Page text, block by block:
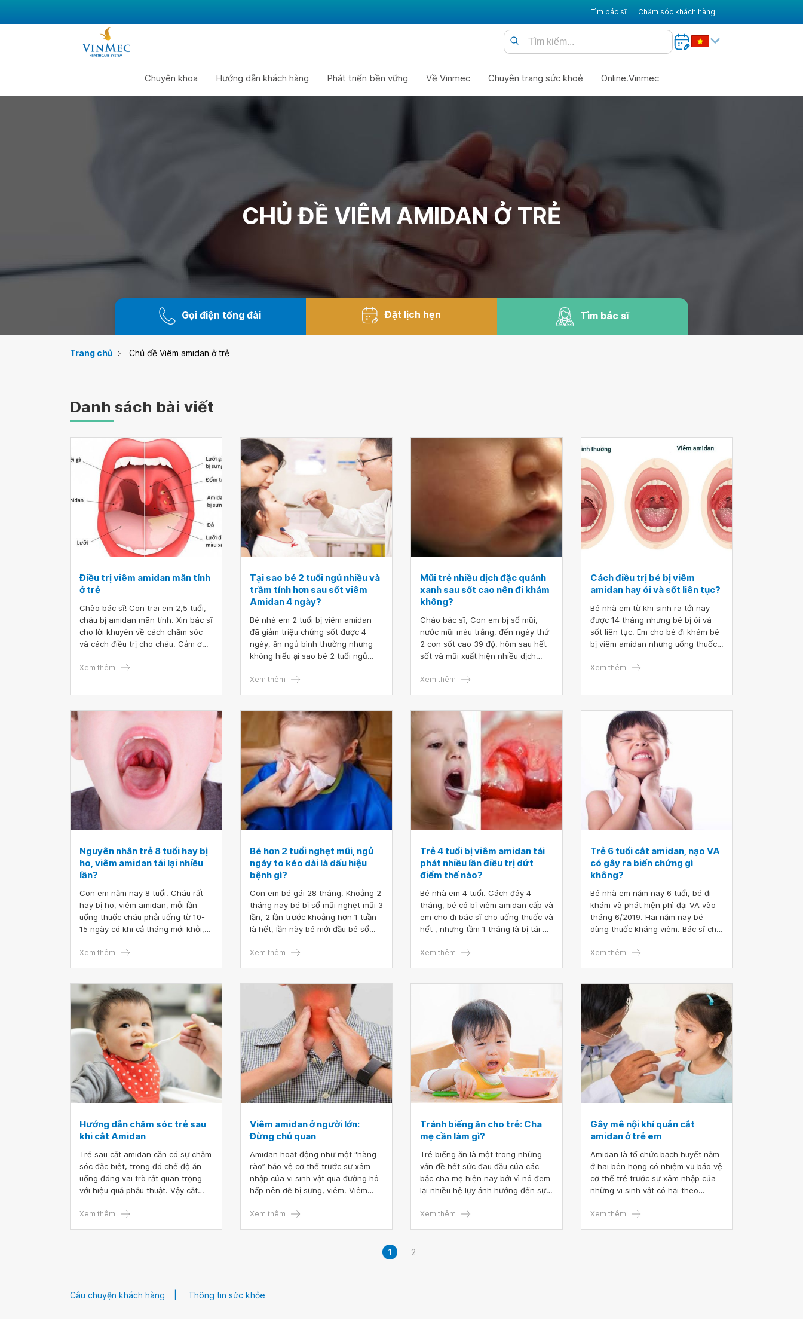
Tìm bác sĩ Chăm sóc khách hàng
Chuyên khoa Hướng dẫn khách hàng Phát triển bền vững Về Vinmec Chuyên trang sức khoẻ Online.Vinmec
CHỦ ĐỀ VIÊM AMIDAN Ở TRẺ
Gọi điện tổng đài Đặt lịch hẹn Tìm bác sĩ
Trang chủ Chủ đề Viêm amidan ở trẻ
Danh sách bài viết
Điều trị viêm amidan mãn tính
ở trẻ
Chào bác sĩ! Con trai em 2,5 tuổi,
cháu bị amidan mãn tính. Xin bác sĩ
cho lời khuyên về cách chăm sóc
và cách điều trị cho cháu. Cảm ơn
Xem thêm
Tại sao bé 2 tuổi ngủ nhiều và
trầm tính hơn sau sốt viêm
Amidan 4 ngày?
Bé nhà em 2 tuổi bị viêm amidan
đã giảm triệu chứng sốt được 4
ngày, ăn ngủ bình thường nhưng
không hiểu ại sao bé 2 tuổi ngủ
viêm amidan 4 ngày và cách khắc
Xem thêm
Mũi trẻ nhiều dịch đặc quánh
xanh sau sốt cao nên đi khám
không?
Chào bác sĩ, Con em bị sổ mũi,
nước mũi màu trắng, đến ngày thứ
2 con sốt cao 39 độ, hôm sau hết
sốt và mũi xuất hiện nhiều dịch
không có triệu chứng ho, khó thở.
nhiều dịch đặc quánh xanh sau sốt
cao nên đi khám không? Điều trị
bằng kháng sinh được không ạ?
Cảm ơn bác sĩ!
Xem thêm
Cách điều trị bé bị viêm
amidan hay ói và sốt liên tục?
Bé nhà em từ khi sinh ra tới nay
được 14 tháng nhưng bé bị ói và
sốt liên tục. Em cho bé đi khám bé
bị viêm amidan nhưng uống thuốc
ngủ hàng đêm nóng 37-38 độ hay
không chịu hợp tác. Vậy bác sĩ cho
em hỏi cách điều trị bé bị viêm
amidan hay ói và sốt liên tục?
Xem thêm
Nguyên nhân trẻ 8 tuổi hay bị
ho, viêm amidan tái lại nhiều
lần?
Con em năm nay 8 tuổi. Cháu rất
hay bị ho, viêm amidan, mỗi lần
uống thuốc cháu phải uống từ 10-
15 ngày có khi cả tháng mới khỏi,
lại bị lại. Từ bé đến giờ năm nào
ho, viêm amidan tái lại nhiều lần?
Hướng điều trị cho trẻ như thế nào
thưa bác sĩ? Em cảm ơn bác sĩ.
Xem thêm
Bé hơn 2 tuổi nghẹt mũi, ngủ
ngáy to kéo dài là dấu hiệu
bệnh gì?
Con em bé gái 28 tháng. Khoảng 2
tháng nay bé bị sổ mũi nghẹt mũi 3
lần, 2 lần trước khoảng hơn 1 tuần
là hết, lần này bé mới đầu bé sổ
qua hôm sau bé không hắt hơi nữa
Bây giờ bé không còn chảy mũi ra
ngoài nữa, mà em nghe bé bị
nghẹt ở mũi sau, khi bé thở nghe
tiếng khịt khịt ở trong mũi, nhìn
bằng mắt thường không thấy dịch,
1 tuần nay bé ngủ ngáy tiếng ngáy
rất to. Bác sĩ cho em hỏi bé hơn 2
tuổi nghẹt mũi, ngủ ngáy to kéo
dài là dấu hiệu bệnh gì?
Xem thêm
Trẻ 4 tuổi bị viêm amidan tái
phát nhiều lần điều trị dứt
điểm thế nào?
Bé nhà em 4 tuổi. Cách đây 4
tháng, bé có bị viêm amidan cấp và
em cho đi bác sĩ cho uống thuốc và
hết , nhưng tầm 1 tháng là bị tái đi
trẻ 4 tuổi bị viêm amidan tái phát
Xem thêm
Trẻ 6 tuổi cắt amidan, nạo VA
có gây ra biến chứng gì
không?
Bé nhà em năm nay 6 tuổi, bé đi
khám và phát hiện phì đại VA vào
tháng 6/2019. Hai năm nay bé
dùng thuốc kháng viêm. Bác sĩ cho
VA có gây ra biến chứng gì không?
Xem thêm
Hướng dẫn chăm sóc trẻ sau
khi cắt Amidan
Trẻ sau cắt amidan cần có sự chăm
sóc đặc biệt, trong đó chế độ ăn
uống đóng vai trò rất quan trọng
với hiệu quả phẫu thuật. Vậy cắt
ăn uống và chế độ sinh hoạt của
Xem thêm
Viêm amidan ở người lớn:
Đừng chủ quan
Amidan hoạt động như một “hàng
rào” bảo vệ cơ thể trước sự xâm
nhập của vi sinh vật qua đường hô
hấp nên dễ bị sưng, viêm. Viêm
trẻ nhỏ. Tuy nhiên, bệnh lý cũng
Xem thêm
Tránh biếng ăn cho trẻ: Cha
mẹ cần làm gì?
Trẻ biếng ăn là một trong những
vấn đề hết sức đau đầu của các
bậc cha mẹ hiện nay bởi vì nó đem
lại nhiều hệ lụy ảnh hưởng đến sự
khiến trẻ còi cọc, suy giảm hệ miễn
Xem thêm
Gây mê nội khí quản cắt
amidan ở trẻ em
Amidan là tổ chức bạch huyết nằm
ở hai bên họng có nhiệm vụ bảo vệ
cơ thể trẻ trước sự xâm nhập của
những vi sinh vật có hại theo
trẻ bị viêm amidan thường được chỉ
Xem thêm
1 2
Câu chuyện khách hàng Thông tin sức khỏe